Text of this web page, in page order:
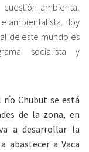
ambiental
ambientalista. Hoy
de este mundo es
socialista y
Chubut se está
de la zona, en
a desarrollar la
abastecer a Vaca